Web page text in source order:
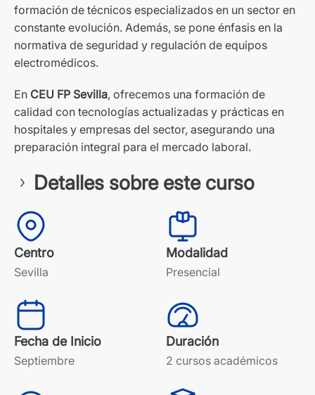
formación de técnicos especializados en un sector en
constante evolución. Además, se pone énfasis en la
normativa de seguridad y regulación de equipos
electromédicos.
En CEU FP Sevilla, ofrecemos una formación de
calidad con tecnologías actualizadas y prácticas en
hospitales y empresas del sector, asegurando una
preparación integral para el mercado laboral.
Detalles sobre este curso
Centro
Sevilla
Modalidad
Presencial
Fecha de Inicio
Septiembre
Duración
2 cursos académicos